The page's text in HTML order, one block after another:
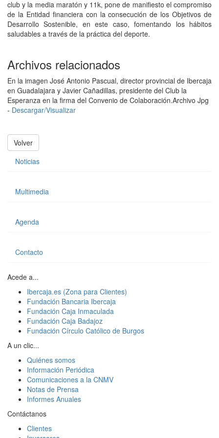
club y la media maratón y 11k, pone de manifiesto el compromiso
de la Entidad financiera con la consecución de los Objetivos de
Desarrollo Sostenible, en este caso, fomentando los hábitos
saludables a través de la práctica del deporte.
Archivos relacionados
En la imagen José Antonio Pascual, director provincial de Ibercaja
en Guadalajara y Javier Cañadillas, presidente del Club la
Esperanza en la firma del Convenio de Colaboración.Archivo Jpg
- Descargar/Visualizar
Volver
Noticias
Multimedia
Agenda
Contacto
Acede a...
Ibercaja.es (Zona para Clientes)
Fundación Bancaria Ibercaja
Fundación Caja Inmaculada
Fundación Caja Badajoz
Fundación Círculo Católico de Burgos
A un clic...
Quiénes somos
Información Periódica
Comunicaciones a la CNMV
Notas de Prensa
Informes Anuales
Contáctanos
Clientes